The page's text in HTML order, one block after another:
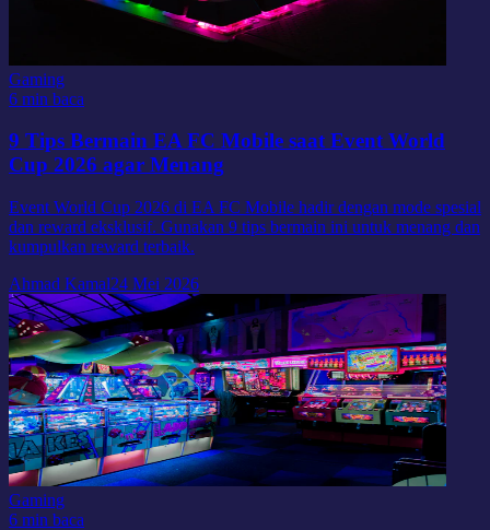
Gaming
6 min baca
9 Tips Bermain EA FC Mobile saat Event World
Cup 2026 agar Menang
Event World Cup 2026 di EA FC Mobile hadir dengan mode spesial
dan reward eksklusif. Gunakan 9 tips bermain ini untuk menang dan
kumpulkan reward terbaik.
Ahmad Kamal24 Mei 2026
Gaming
6 min baca